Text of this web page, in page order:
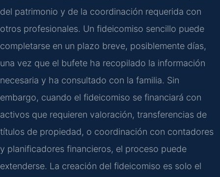
del patrimonio y de la coordinación requerida con
otros profesionales. Un fideicomiso sencillo puede
completarse en un plazo breve, posiblemente días,
una vez que el bufete ha recopilado la información
necesaria y ha consultado con la familia. Sin
embargo, cuando el fideicomiso se financiará con
activos que requieren valoración, transferencias de
títulos de propiedad, o coordinación con contadores
y planificadores financieros, el proceso puede
extenderse. La creación del fideicomiso es solo el